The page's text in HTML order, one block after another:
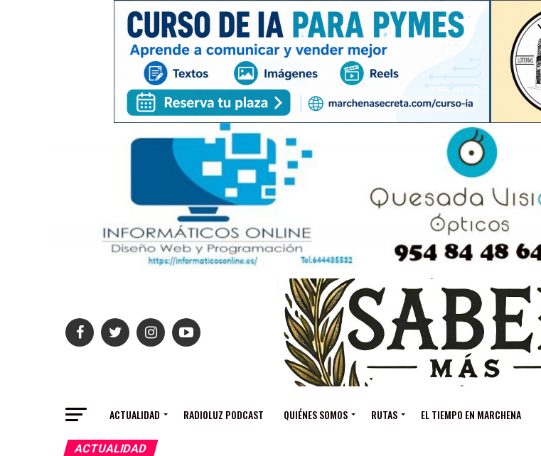
ACTUALIDAD RADIOLUZ PODCAST QUIÉNES SOMOS RUTAS EL TIEMPO EN MARCHENA
ACTUALIDAD